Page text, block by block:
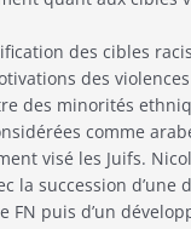
des cibles
des
des minorités
comme
visé les Juifs.
la succession
puis d’un